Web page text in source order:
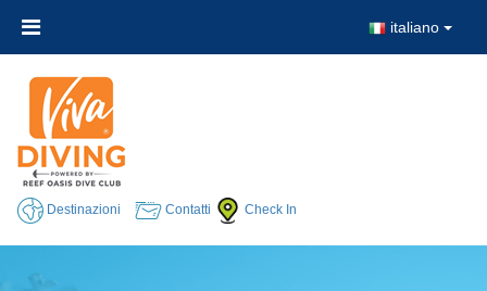
italiano
Destinazioni Contatti Check In